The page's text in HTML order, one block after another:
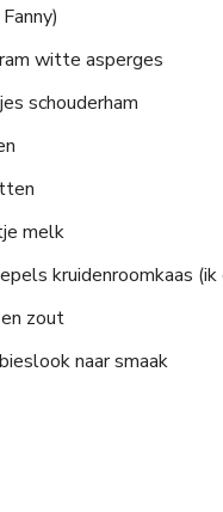
witte asperges
schouderham
melk
kruidenroomkaas (ik
zout
naar smaak